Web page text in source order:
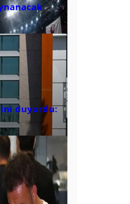
duyurdu: